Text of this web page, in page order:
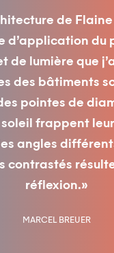
de
d’application du
de lumière que
des bâtiments
pointes de
soleil frappent
angles
contrastés
réflexion.»
MARCEL BREUER